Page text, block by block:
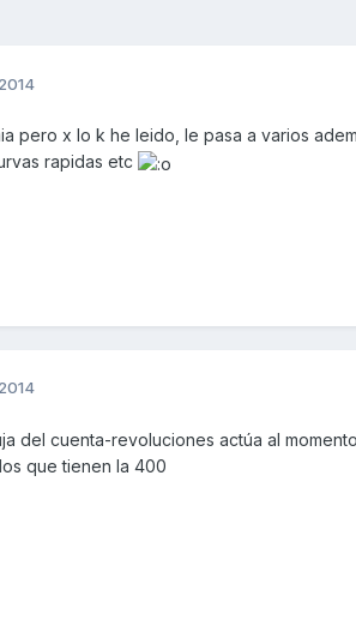
pero x lo k he leido, le pasa a varios
rapidas etc
del cuenta-revoluciones actúa al
que tienen la 400